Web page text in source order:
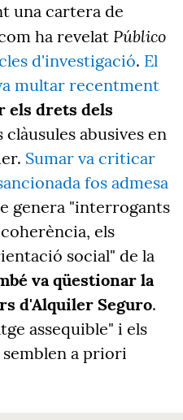
una cartera de
ha revelat Público
d'investigació. El
multar recentment
els drets dels
abusives en
Sumar va criticar
fos admesa
genera "interrogants
els
social" de la
va qüestionar la
d'Alquiler Seguro.
assequible" i els
a priori